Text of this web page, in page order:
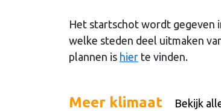
Het startschot wordt gegeven
welke steden deel uitmaken
plannen is hier te vinden.
Meer klimaat Bekijk